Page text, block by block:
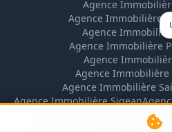
Agence
Agence Immobilière
Agence
Agence Immobilière
Agence
Agence Immobilière
Agence Immobilière
Agence Immobilière Sigean